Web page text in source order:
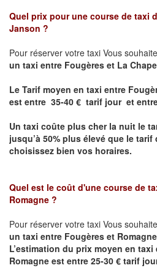
Quel prix pour une course de taxi
Janson ?
Pour réserver votre taxi Vous
un taxi entre Fougères et La
Le Tarif moyen en taxi entre
est entre 35-40 € tarif jour et
Un taxi coûte plus cher la nuit le
jusqu’à 50% plus élevé que le
choisissez bien vos horaires.
Quel est le coût d'une course de
Romagne ?
Pour réserver votre taxi Vous
un taxi entre Fougères et Romagne
L’estimation du prix moyen en
Romagne est entre 25-30 € tarif